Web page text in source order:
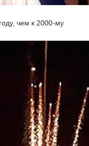
чем к 2000-му